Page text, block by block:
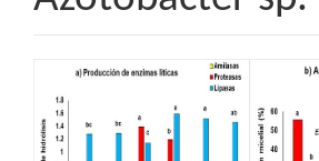
Barra
lateral
del